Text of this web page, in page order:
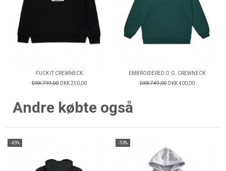
FUCK IT CREWNECK
DKK 799,00 DKK 250,00
EMBROIDERED O.G. CREWNECK
DKK 749,00 DKK 400,00
Andre købte også
-65% -53%